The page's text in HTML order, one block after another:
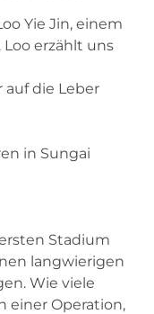
Yie Jin, einem
erzählt uns
auf die Leber
in Sungai
Stadium
langwierigen
Wie viele
einer Operation,